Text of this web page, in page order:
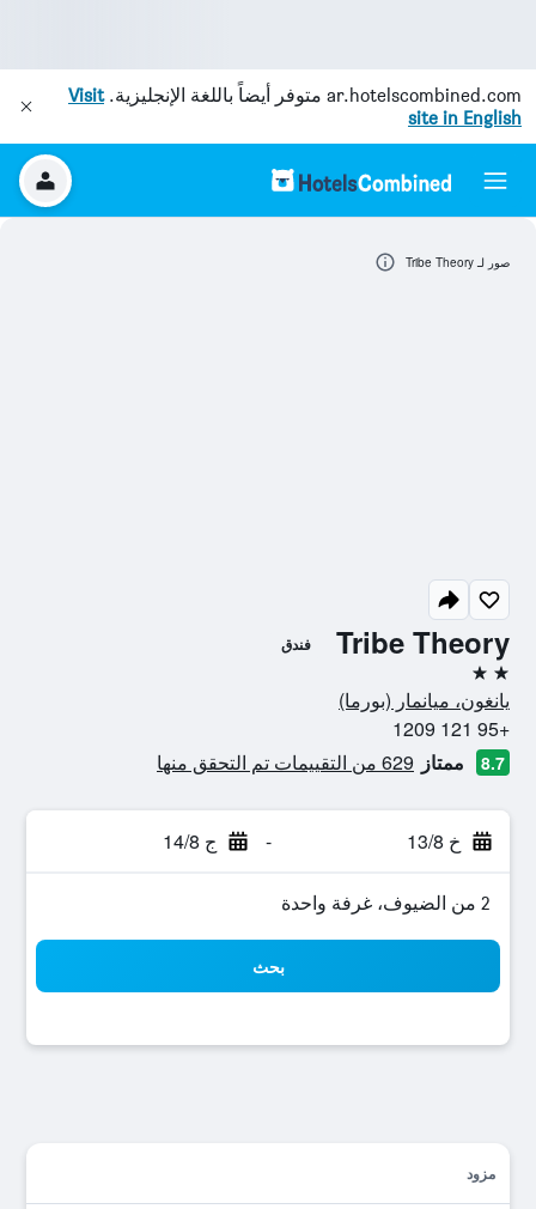
ar.hotelscombined.com متوفر أيضاً باللغة الإنجليزية.Visit
site in English
Tribe Theory فندق
2 نجمتين
يانغون، ميانمار (بورما)
+95 121 1209
8.7 ممتاز 629 من التقييمات تم التحقق منها
خ 13/8 - ج 14/8
2 من الضيوف، غرفة واحدة
بحث
مزود
صور لـ Tribe Theory